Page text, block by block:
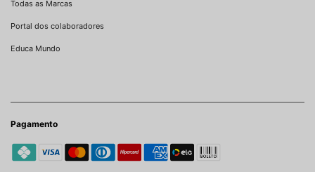
Todas as Marcas
Portal dos colaboradores
Educa Mundo
Pagamento